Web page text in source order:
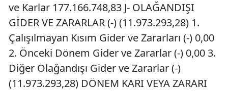
ve Karlar 177.166.748,83 J- OLAĞANDIŞI
GİDER VE ZARARLAR (-) (11.973.293,28) 1.
Çalışılmayan Kısım Gider ve Zararları (-) 0,00
2. Önceki Dönem Gider ve Zararlar (-) 0,00 3.
Diğer Olağandışı Gider ve Zararlar (-)
(11.973.293,28) DÖNEM KARI VEYA ZARARI